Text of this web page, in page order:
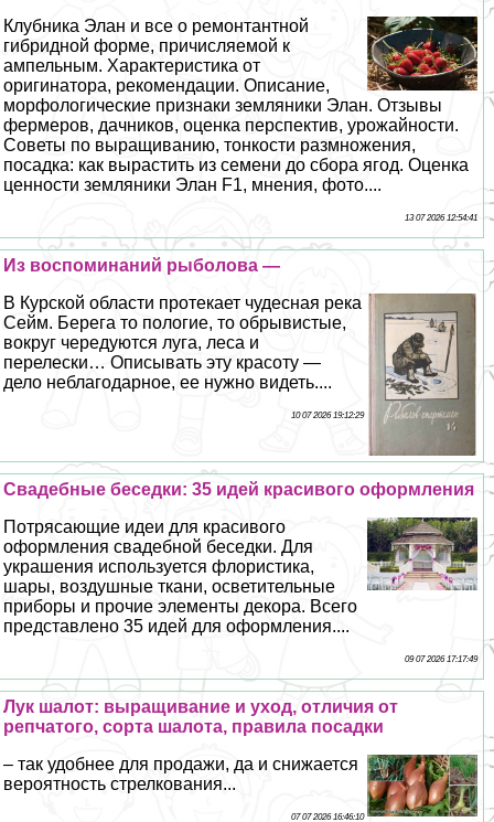
Клубника Элан и все о ремонтантной
гибридной форме, причисляемой к
ампельным. Хаpaктеристика от
оригинатора, рекомендации. Описание,
морфологические признаки земляники Элан. Отзывы
фермеров, дачников, оценка перспектив, урожайности.
Советы по выращиванию, тонкости размножения,
посадка: как вырастить из семени до сбора ягод. Оценка
ценности земляники Элан F1, мнения, фото....
13 07 2026 12:54:41
Из воспоминаний рыболова —
В Курской области протекает чудесная река
Сейм. Берега то пологие, то обрывистые,
вокруг чередуются луга, леса и
перелески… Описывать эту красоту —
дело нeблагодарное, ее нужно видеть....
10 07 2026 19:12:29
Свадебные беседки: 35 идей красивого оформления
Потрясающие идеи для красивого
оформления свадебной беседки. Для
украшения используется флористика,
шары, воздушные ткани, осветительные
приборы и прочие элементы декора. Всего
представлено 35 идей для оформления....
09 07 2026 17:17:49
Лук шалот: выращивание и уход, отличия от
репчатого, сорта шалота, правила посадки
– так удобнее для продажи, да и снижается
вероятность стрелкования...
07 07 2026 16:46:10